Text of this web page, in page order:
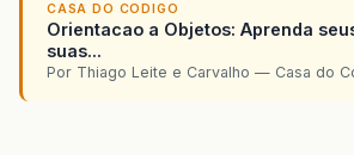
CASA DO CODIGO
Orientacao a Objetos: Aprenda
suas...
Por Thiago Leite e Carvalho — Casa do